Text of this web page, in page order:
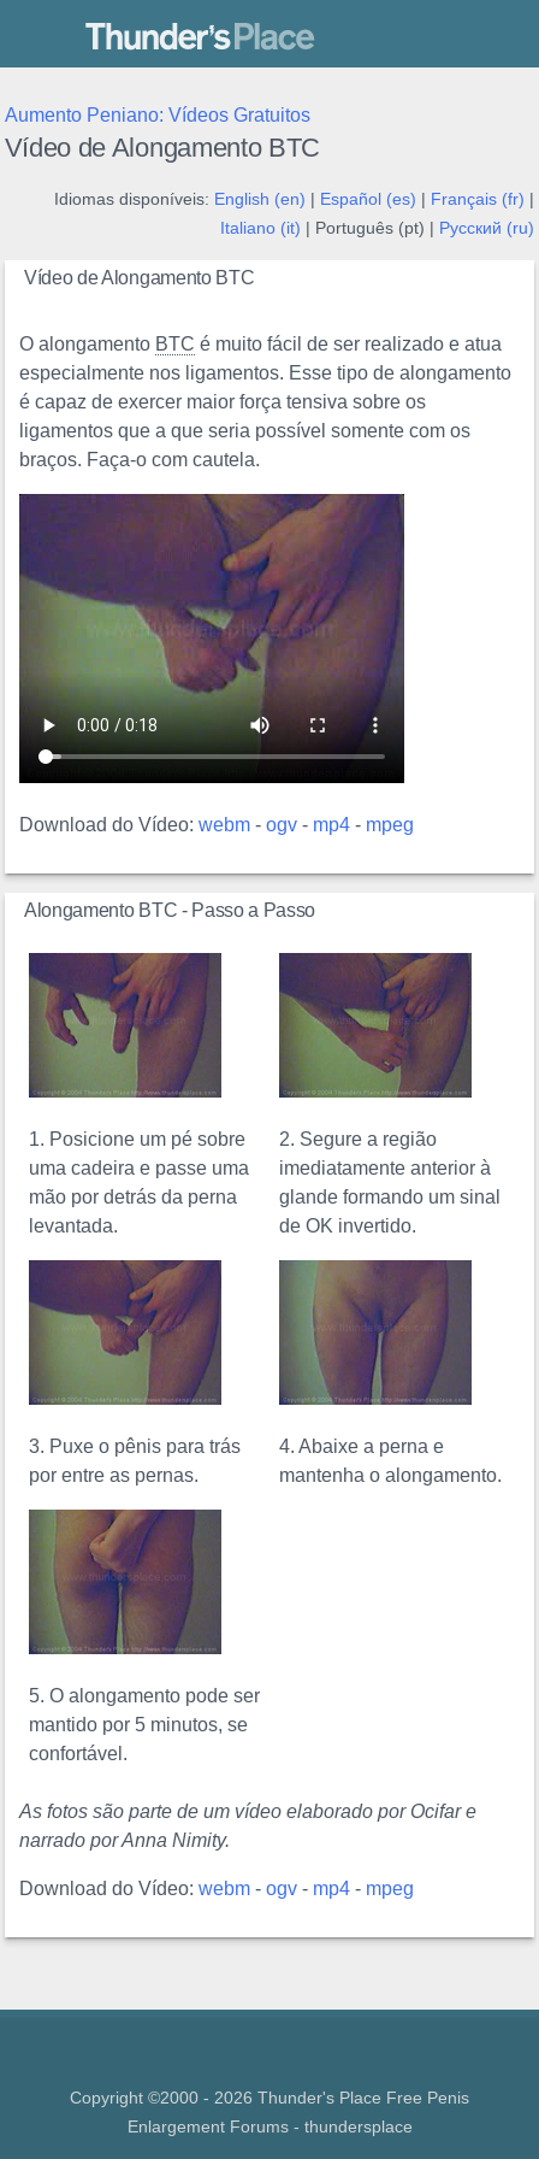
Thunder's Place
Aumento Peniano: Vídeos Gratuitos
Vídeo de Alongamento BTC
Idiomas disponíveis: English (en) Español (es) Français (fr)
Italiano (it) | Português (pt) | Русский (ru)
Vídeo de Alongamento BTC
O alongamento BTC é muito fácil de ser realizado e atua
especialmente nos ligamentos. Esse tipo de alongamento
é capaz de exercer maior força tensiva sobre os
ligamentos que a que seria possível somente com os
braços. Faça-o com cautela.
Download do Vídeo:webm -ogv - mp4 - mpeg
Alongamento BTC - Passo a Passo
1. Posicione um pé sobre
uma cadeira e passe uma
mão por detrás da perna
levantada.
2. Segure a região
imediatamente anterior à
glande formando um sinal
de OK invertido.
3. Puxe o pênis para trás
por entre as pernas.
4. Abaixe a perna e
mantenha o alongamento.
5. O alongamento pode ser
mantido por 5 minutos, se
confortável.
As fotos são parte de um vídeo elaborado por Ocifar e
narrado por Anna Nimity.
Download do Vídeo:webm -ogv - mp4 - mpeg
Copyright ©2000 - 2026 Thunder's Place Free Penis
Enlargement Forums- thundersplace